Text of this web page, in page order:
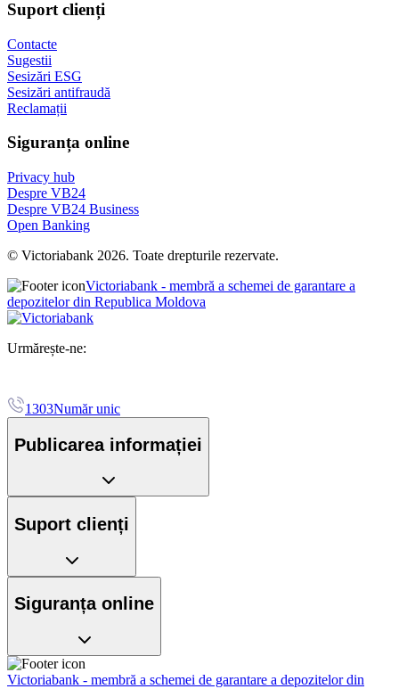
Suport clienți
Contacte
Sugestii
Sesizări ESG
Sesizări antifraudă
Reclamații
Siguranța online
Privacy hub
Despre VB24
Despre VB24 Business
Open Banking
© Victoriabank 2026. Toate drepturile rezervate.
Victoriabank - membră a schemei de garantare a
depozitelor din Republica Moldova
Urmărește-ne:
1303Număr unic
Publicarea informației
Suport clienți
Siguranța online
Victoriabank - membră a schemei de garantare a depozitelor din